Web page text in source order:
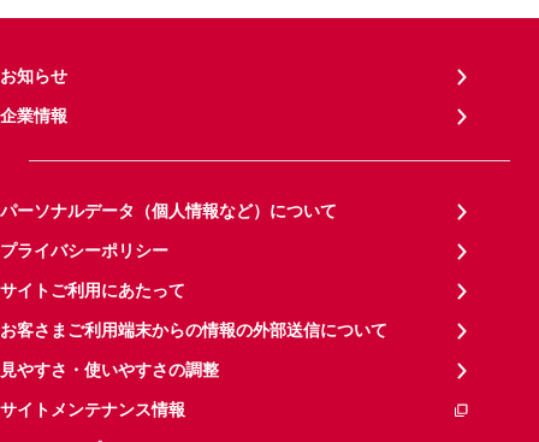
お知らせ
企業情報
パーソナルデータ（個人情報など）について
プライバシーポリシー
サイトご利用にあたって
お客さまご利用端末からの情報の外部送信について
見やすさ・使いやすさの調整
サイトメンテナンス情報